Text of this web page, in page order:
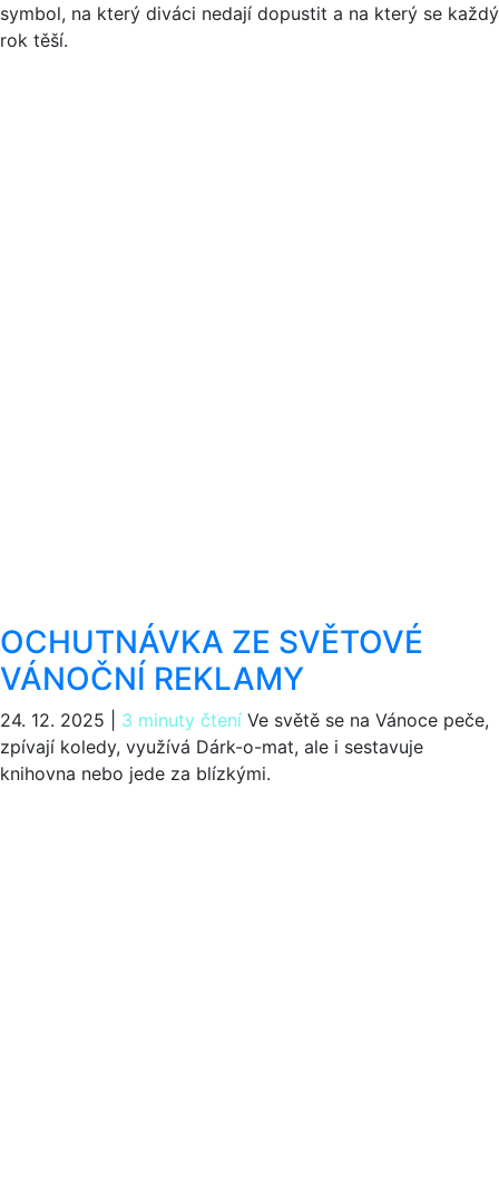
symbol, na který diváci nedají dopustit a na který se každý
rok těší.
OCHUTNÁVKA ZE SVĚTOVÉ
VÁNOČNÍ REKLAMY
24. 12. 2025 3 minuty čtení Ve světě se na Vánoce peče,
zpívají koledy, využívá Dárk-o-mat, ale i sestavuje
knihovna nebo jede za blízkými.